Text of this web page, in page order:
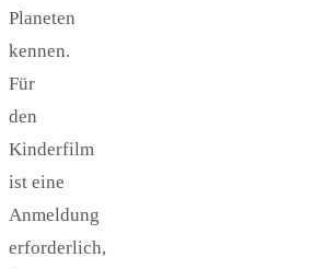
Planeten
kennen.
Für
den
Kinderfilm
ist eine
Anmeldung
erforderlich,